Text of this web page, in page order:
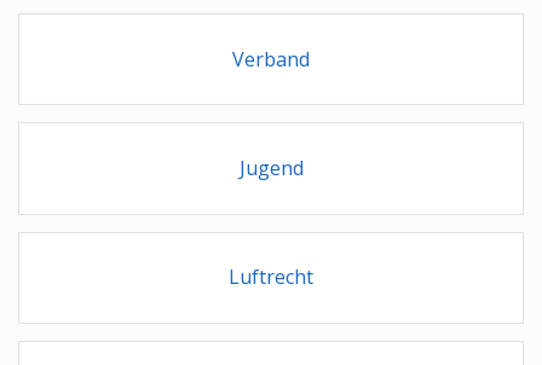
Verband
Jugend
Luftrecht